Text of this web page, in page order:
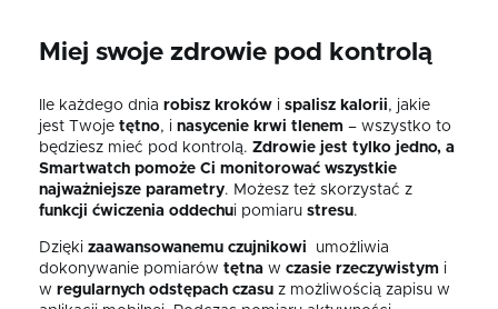
Miej swoje zdrowie pod kontrolą
Ile każdego dnia robisz kroków i spalisz kalorii, jakie
jest Twoje tętno, i nasycenie krwi tlenem –⁠ wszystko to
będziesz mieć pod kontrolą. Zdrowie jest tylko jedno, a
Smartwatch pomoże Ci monitorować wszystkie
najważniejsze parametry. Możesz też skorzystać z
funkcji ćwiczenia oddechui pomiaru stresu.
Dzięki zaawansowanemu czujnikowi
umożliwia
dokonywanie pomiarów tętna w czasie rzeczywistym i
w regularnych odstępach czasu z możliwością zapisu w